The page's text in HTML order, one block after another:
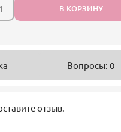
В КОРЗИНУ
Вопросы: 0
отзыв.